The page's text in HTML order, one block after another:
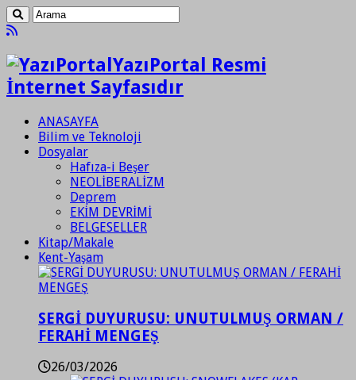
YazıPortal Resmi
İnternet Sayfasıdır
ANASAYFA
Bilim ve Teknoloji
Dosyalar
Hafıza-i Beşer
NEOLİBERALİZM
Deprem
EKİM DEVRİMİ
BELGESELLER
Kitap/Makale
Kent-Yaşam
SERGİ DUYURUSU: UNUTULMUŞ ORMAN /
FERAHİ MENGEŞ
26/03/2026